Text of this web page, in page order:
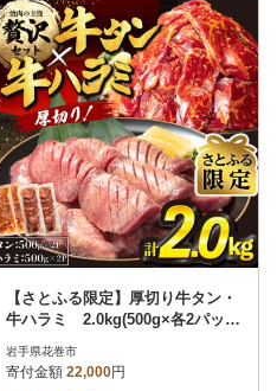
【さとふる限定】厚切り牛タン・
牛ハラミ 2.0kg(500g×各2パッ
岩手県花巻市
寄付金額 22,000円